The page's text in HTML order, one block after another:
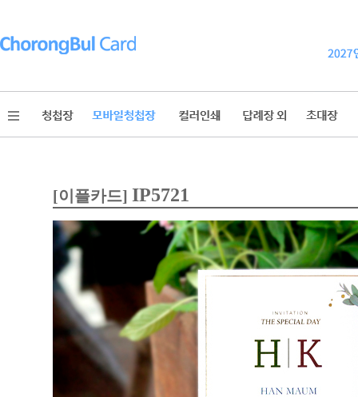
[이플카드] IP5721